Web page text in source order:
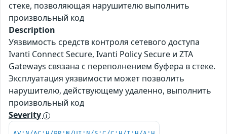
стеке, позволяющая нарушителю выполнить
произвольный код
Description
Уязвимость средств контроля сетевого доступа
Ivanti Connect Secure, Ivanti Policy Secure и ZTA
Gateways связана с переполнением буфера в стеке.
Эксплуатация уязвимости может позволить
нарушителю, действующему удаленно, выполнить
произвольный код
Severity